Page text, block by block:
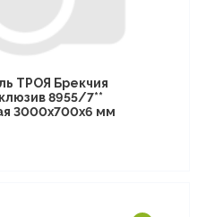
ТРОЯ Брекчия
8955/7**
3000х700х6 мм